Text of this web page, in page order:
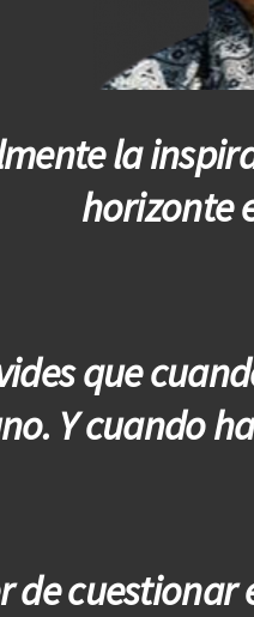
la
horizonte
que
Y cuando
de